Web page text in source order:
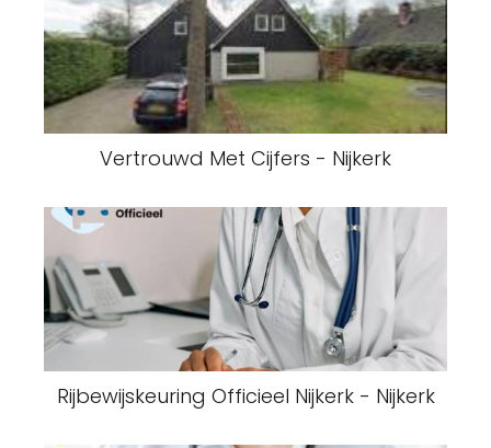
Vertrouwd Met Cijfers - Nijkerk
Rijbewijskeuring Officieel Nijkerk - Nijkerk